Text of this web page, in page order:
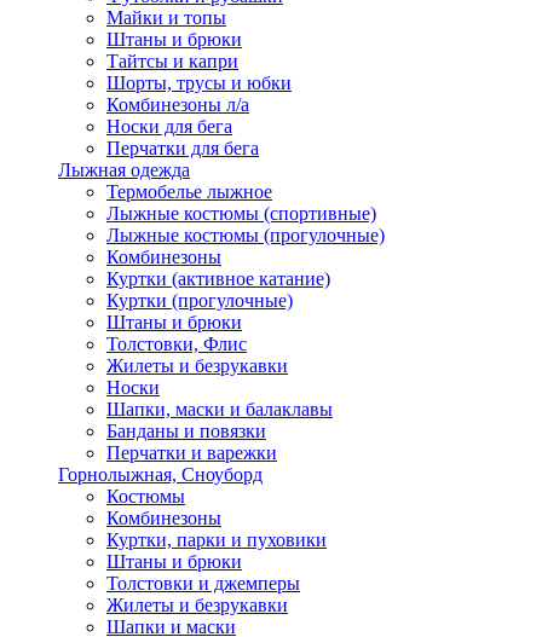
Майки и топы
Штаны и брюки
Тайтсы и капри
Шорты, трусы и юбки
Комбинезоны л/а
Носки для бега
Перчатки для бега
Лыжная одежда
Термобелье лыжное
Лыжные костюмы (спортивные)
Лыжные костюмы (прогулочные)
Комбинезоны
Куртки (активное катание)
Куртки (прогулочные)
Штаны и брюки
Толстовки, Флис
Жилеты и безрукавки
Носки
Шапки, маски и балаклавы
Банданы и повязки
Перчатки и варежки
Горнолыжная, Сноуборд
Костюмы
Комбинезоны
Куртки, парки и пуховики
Штаны и брюки
Толстовки и джемперы
Жилеты и безрукавки
Шапки и маски